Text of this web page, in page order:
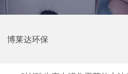
博莱达环保